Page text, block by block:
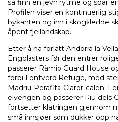
så finn en jevn rytme og spar
Profilen viser en kontinuerlig
bykanten og inn i skogkledde
åpent fjellandskap.
Etter å ha forlatt Andorra la
Engolasters før den entrer
passerer Ràmio Guard House
forbi Fontverd Refuge, med
Madriu-Perafita-Claror-dalen.
elvengen og passerer Riu dels
fortsetter klatringen gjennom
små innsjøer som dukker opp